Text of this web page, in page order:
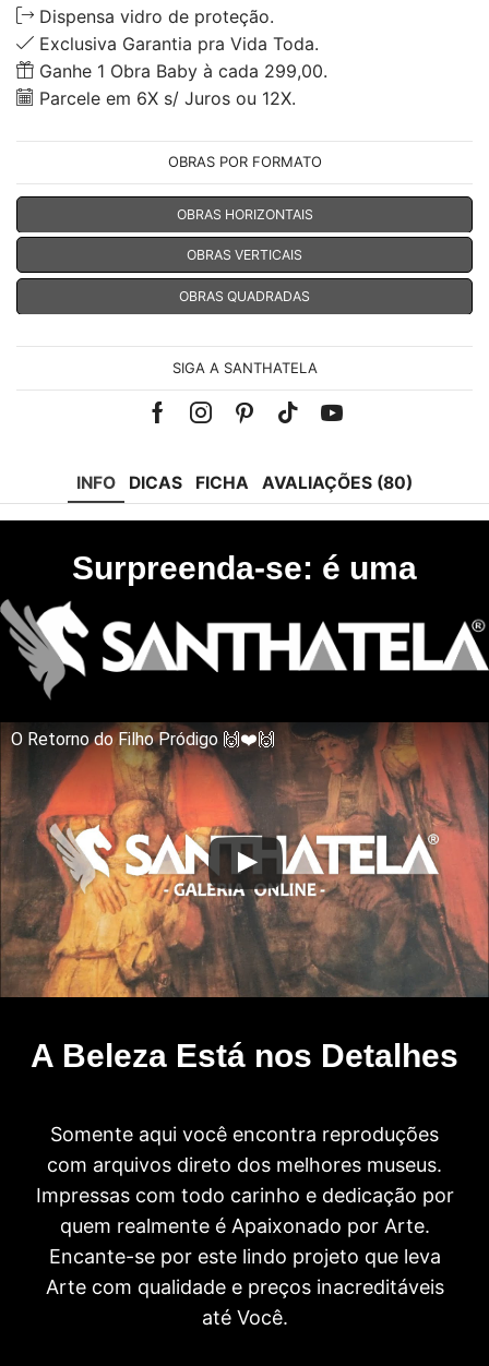
Dispensa vidro de proteção.
Exclusiva Garantia pra Vida Toda.
Ganhe 1 Obra Baby à cada 299,00.
Parcele em 6X s/ Juros ou 12X.
OBRAS POR FORMATO
OBRAS HORIZONTAIS
OBRAS VERTICAIS
OBRAS QUADRADAS
SIGA A SANTHATELA
FacebookInstagramPinterest
Tik-Youtube
INFO DICAS FICHA AVALIAÇÕES (80)
Surpreenda-se: é uma
O Retorno do Filho Pródigo 🙌❤️🙌
A Beleza Está nos Detalhes
Somente aqui você encontra reproduções
com arquivos direto dos melhores museus.
Impressas com todo carinho e dedicação por
quem realmente é Apaixonado por Arte.
Encante-se por este lindo projeto que leva
Arte com qualidade e preços inacreditáveis
até Você.